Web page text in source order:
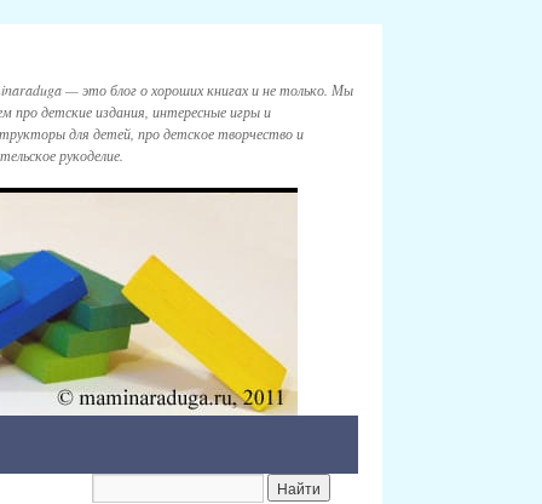
— это блог о хороших книгах и не только. Мы
про детские издания, интересные игры и
для детей, про детское творчество и
рукоделие.